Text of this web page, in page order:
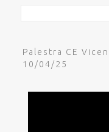
Palestra CE
10/04/25